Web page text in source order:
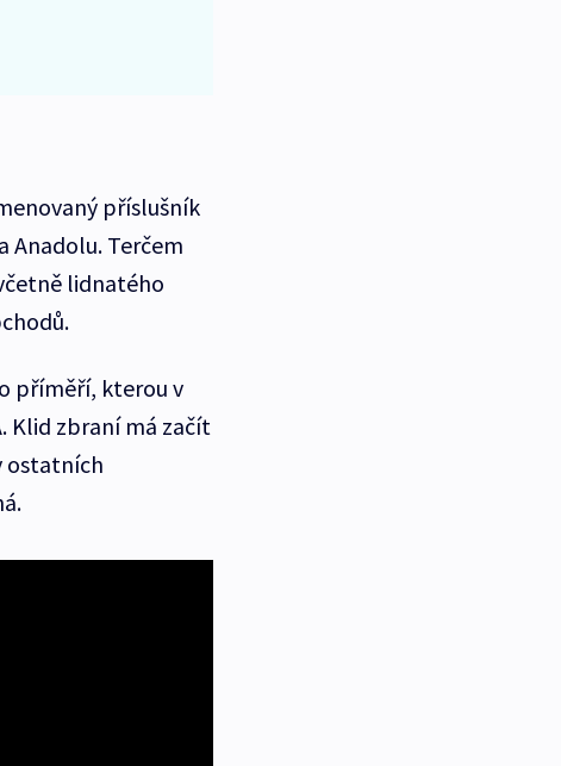
příslušník
Anadolu. Terčem
lidnatého
příměří, kterou v
Klid zbraní má začít
ostatních